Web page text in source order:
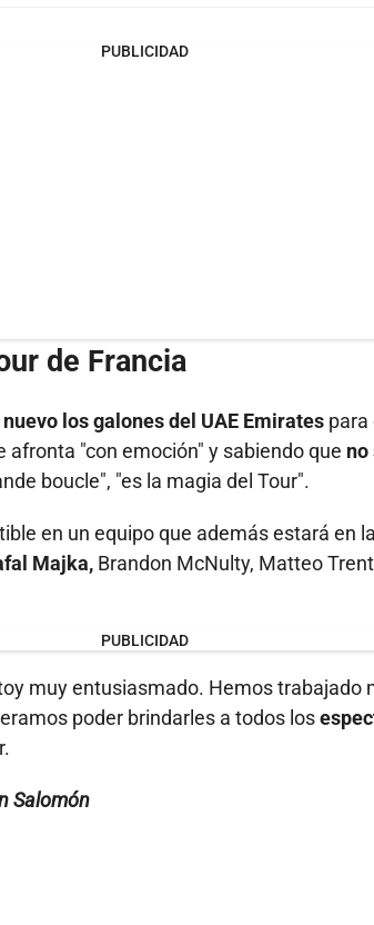
PUBLICIDAD
de Francia
los galones del UAE Emirates para
afronta "con emoción" y sabiendo que no
boucle", "es la magia del Tour".
en un equipo que además estará en
Majka, Brandon McNulty, Matteo
PUBLICIDAD
muy entusiasmado. Hemos trabajado
poder brindarles a todos los
Salomón